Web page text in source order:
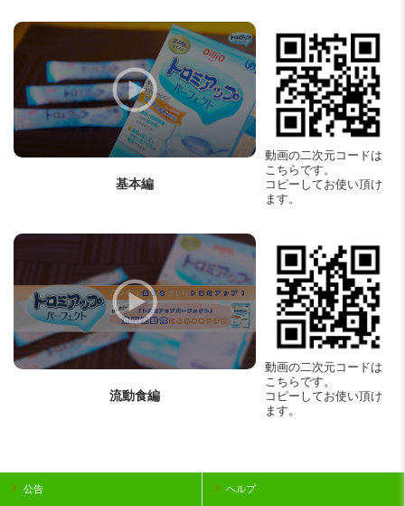
基本編
動画の二次元コードは
こちらです。
コピーしてお使い頂け
ます。
流動食編
動画の二次元コードは
こちらです。
コピーしてお使い頂け
ます。
公告 ヘルプ